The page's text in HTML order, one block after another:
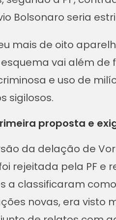
Bolsonaro seria
mais de oito
vai além
e uso de
sigilosos.
proposta e
da delação de
rejeitada pela PF e
a classificaram
novas, era visto